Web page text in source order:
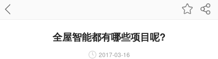
全屋智能都有哪些项目呢?
2017-03-16